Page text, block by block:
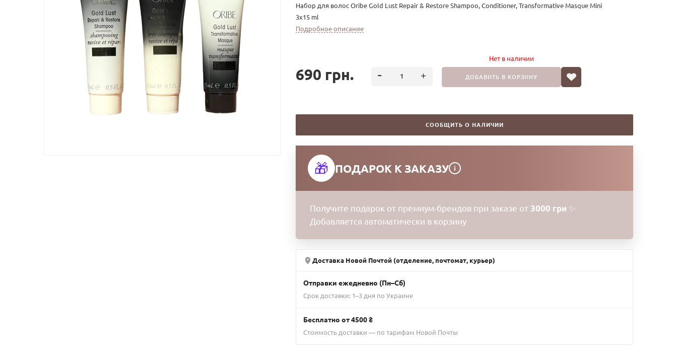
Набор для волос Oribe Gold Lust Repair & Restore Shampoo, Conditioner, Transformative Masque Mini
3x15 ml
Подробное описание
690 грн.
Нет в наличии
ДОБАВИТЬ В КОРЗИНУ
СООБЩИТЬ О НАЛИЧИИ
🎁 ПОДАРОК К ЗАКАЗУ i
Получите подарок от премиум-брендов при заказе от 3000 грн ✨
Добавляется автоматически в корзину
Доставка Новой Почтой (отделение, почтомат, курьер)
Отправки ежедневно (Пн–Сб)
Срок доставки: 1–3 дня по Украине
Бесплатно от 4500 ₴
Стоимость доставки — по тарифам Новой Почты